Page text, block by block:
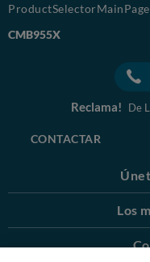
ProductSelectorMainPage
CMB955X
Reclama! De
CONTACTAR
Los